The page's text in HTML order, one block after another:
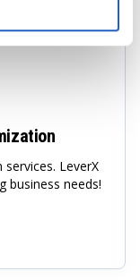
LeverX
business needs!